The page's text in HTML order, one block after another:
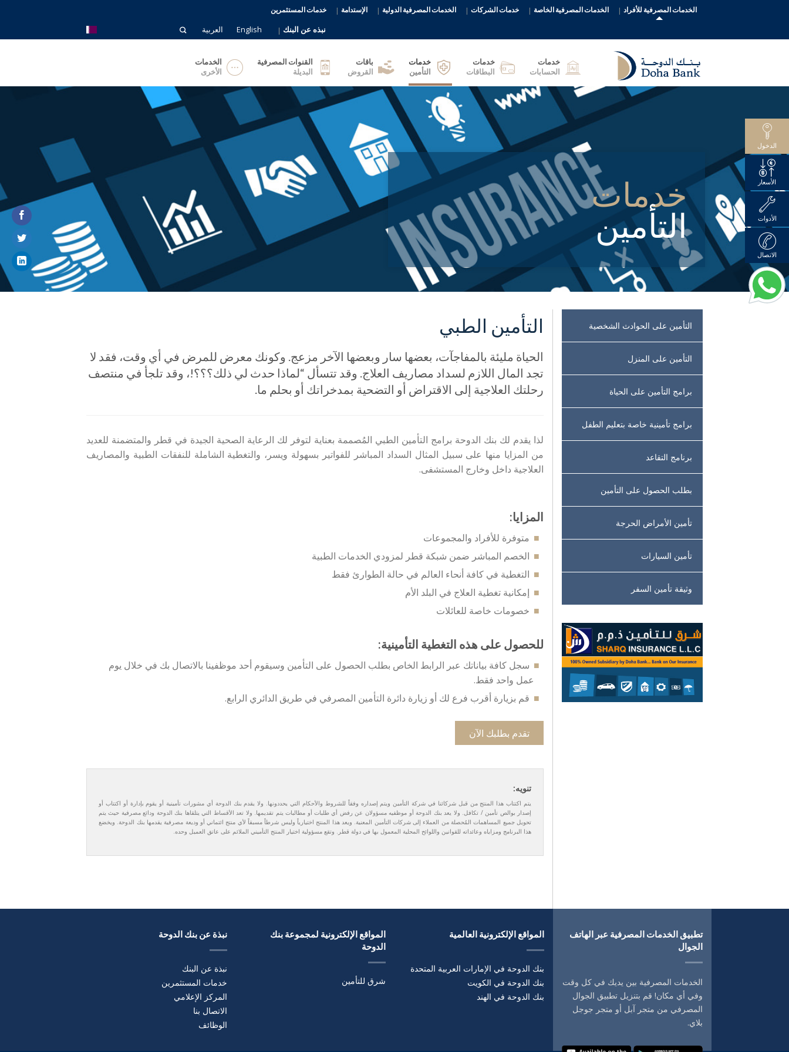
الخدمات المصرفية للأفراد الخدمات المصرفية الخاصة خدمات الشركات الخدمات المصرفية الدولية الإستدامة خدمات المستثمرين
نبذه عن البنك English العربية
خدمات
الحسابات
خدمات
البطاقات
خدمات
التأمين
باقات
القروض
القنوات المصرفية
البديلة
الخدمات
الأخرى
خدمات
التأمين
التأمين الطبي
الحياة مليئة بالمفاجآت، بعضها سار وبعضها الآخر مزعج. وكونك معرض للمرض في أي وقت، فقد لا
تجد المال اللازم لسداد مصاريف العلاج. وقد تتسأل “لماذا حدث لي ذلك؟؟؟!، وقد تلجأ في منتصف
رحلتك العلاجية إلى الاقتراض أو التضحية بمدخراتك أو بحلم ما.
لذا يقدم لك بنك الدوحة برامج التأمين الطبي المُصممة بعناية لتوفر لك الرعاية الصحية الجيدة في قطر والمتضمنة للعديد
من المزايا منها على سبيل المثال السداد المباشر للفواتير بسهولة ويسر، والتغطية الشاملة للنفقات الطبية والمصاريف
العلاجية داخل وخارج المستشفى.
المزايا:
متوفرة للأفراد والمجموعات
الخصم المباشر ضمن شبكة قطر لمزودي الخدمات الطبية
التغطية في كافة أنحاء العالم في حالة الطوارئ فقط
إمكانية تغطية العلاج في البلد الأم
خصومات خاصة للعائلات
للحصول على هذه التغطية التأمينية:
سجل كافة بياناتك عبر الرابط الخاص بطلب الحصول على التأمين وسيقوم أحد موظفينا بالاتصال بك في خلال يوم
عمل واحد فقط.
قم بزيارة أقرب فرع لك أو زيارة دائرة التأمين المصرفي في طريق الدائري الرابع.
تقدم بطلبك الآن
تنويه:
يتم اكتتاب هذا المنتج من قبل شركائنا في شركة التأمين ويتم إصداره وفقاً للشروط والأحكام التي يحددونها. ولا يقدم بنك الدوحة أي مشورات تأمينية أو يقوم بإدارة أو اكتتاب أو
إصدار بوالص تأمين / تكافل. ولا يعد بنك الدوحة أو موظفيه مسؤولان عن رفض أي طلبات أو مطالبات يتم تقديمها. ولا تعد الأقساط التي يتلقاها بنك الدوحة ودائع مصرفية حيث يتم
تحويل جميع المساهمات المُحصلة من العملاء إلى شركات التأمين المعنية. ويعد هذا المنتج اختيارياً وليس شرطاً مسبقاً لأي منتج ائتماني أو وديعة مصرفية يقدمها بنك الدوحة. ويخضع
هذا البرنامج ومزاياه وعائداته للقوانين واللوائح المحلية المعمول بها في دولة قطر. وتقع مسؤولية اختيار المنتج التأميني الملائم على عاتق العميل وحده.
التأمين على الحوادث الشخصية
التأمين على المنزل
برامج التأمين على الحياة
برامج تأمينية خاصة بتعليم الطفل
برنامج التقاعد
بطلب الحصول على التأمين
تأمين الأمراض الحرجة
تأمين السيارات
وثيقة تأمين السفر
نبذة عن بنك الدوحة
نبذة عن البنك
خدمات المستثمرين
المركز الإعلامي
الاتصال بنا
الوظائف
المواقع الإلكترونية لمجموعة بنك
الدوحة
شرق للتأمين
المواقع الإلكترونية العالمية
بنك الدوحة في الإمارات العربية المتحدة
بنك الدوحة في الكويت
بنك الدوحة في الهند
تطبيق الخدمات المصرفية عبر الهاتف
الجوال
الخدمات المصرفية بين يديك في كل وقت
وفي أي مكان! قم بتنزيل تطبيق الجوال
المصرفي من متجر آبل أو متجر جوجل
بلاي.
الدخول
الأسعار
الأدوات
الاتصال